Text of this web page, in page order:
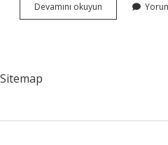
Devamını okuyun
Geri
Sitemap